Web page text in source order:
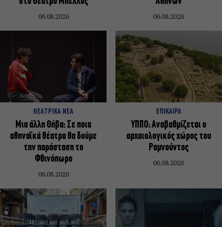
06.08.2026 06.08.2026
ΘΕΑΤΡΙΚΑ ΝΕΑ
Μια άλλη Θήβα: Σε ποια
αθηναϊκά θέατρα θα δούμε
την παράσταση το
Φθινόπωρο
06.08.2026
ΕΠΙΚΑΙΡΑ
ΥΠΠΟ: Αναβαθμίζεται ο
αρχαιολογικός χώρος του
Ραμνούντος
06.08.2026